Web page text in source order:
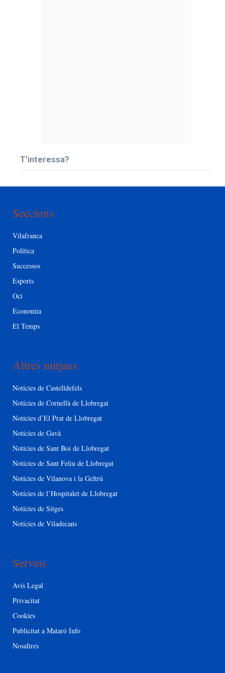
T’interessa?
Seccions
Vilafranca
Política
Successos
Esports
Oci
Economia
El Temps
Altres mitjans
Notícies de Castelldefels
Notícies de Cornellà de Llobregat
Notícies d’El Prat de Llobregat
Notícies de Gavà
Notícies de Sant Boi de Llobregat
Notícies de Sant Feliu de Llobregat
Notícies de Vilanova i la Geltrú
Notícies de l’Hospitalet de Llobregat
Notícies de Sitges
Notícies de Viladecans
Serveis
Avís Legal
Privacitat
Cookies
Publicitat a Mataró Info
Nosaltres